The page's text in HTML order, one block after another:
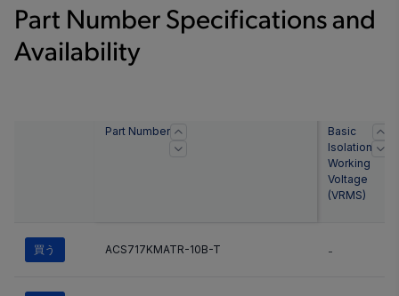
Part Number Specifications and
Availability
Part Number
Basic
Isolation
Working
Voltage
(VRMS)
買う ACS717KMATR-10B-T -